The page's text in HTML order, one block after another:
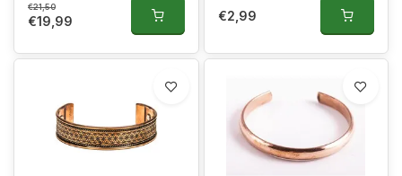
€21,50
€19,99 €2,99